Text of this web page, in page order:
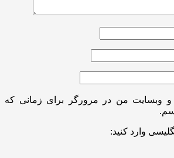
و وبسایت من در مرورگر برای زمانی که
وارد کنید: